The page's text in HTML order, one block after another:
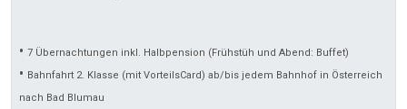
• 7 Übernachtungen inkl. Halbpension (Frühstüh und Abend: Buffet)
• Bahnfahrt 2. Klasse (mit VorteilsCard) ab/bis jedem Bahnhof in Österreich
nach Bad Blumau